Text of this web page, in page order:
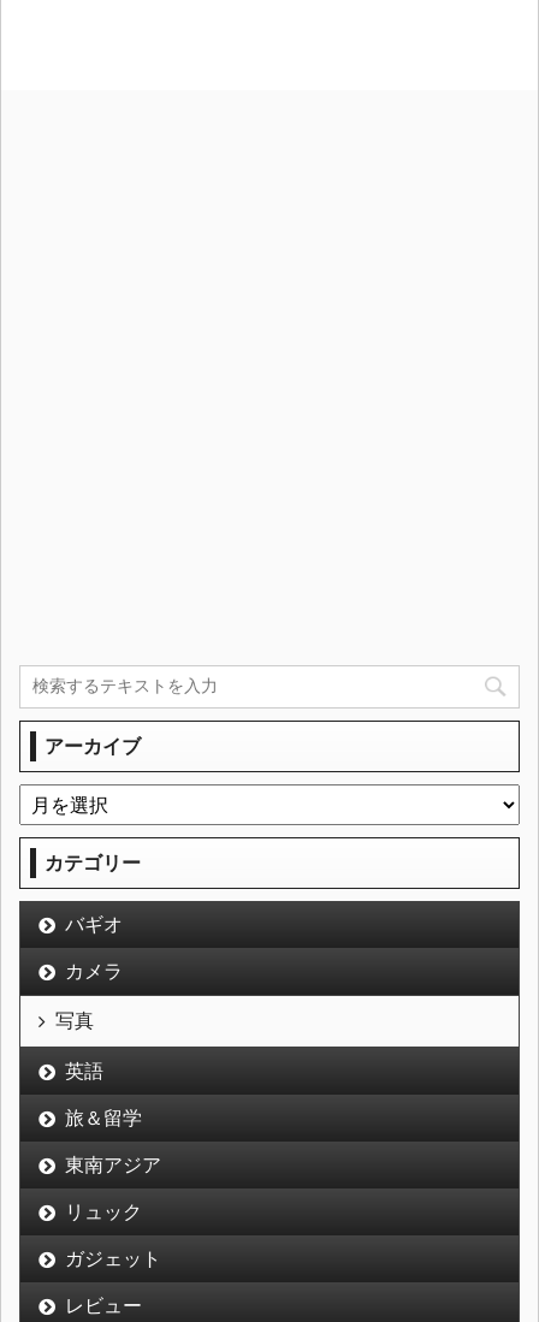
アーカイブ
カテゴリー
バギオ
カメラ
写真
英語
旅＆留学
東南アジア
リュック
ガジェット
レビュー